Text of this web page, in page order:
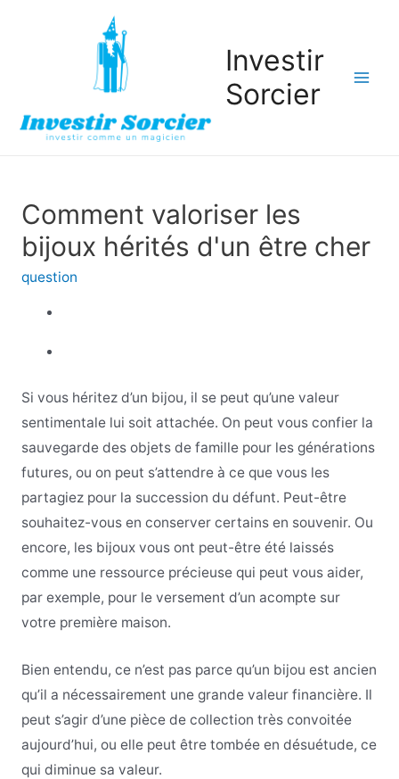
Investir
Sorcier
Comment valoriser les
bijoux hérités d'un être cher
question
Si vous héritez d’un bijou, il se peut qu’une valeur
sentimentale lui soit attachée. On peut vous confier la
sauvegarde des objets de famille pour les générations
futures, ou on peut s’attendre à ce que vous les
partagiez pour la succession du défunt. Peut-être
souhaitez-vous en conserver certains en souvenir. Ou
encore, les bijoux vous ont peut-être été laissés
comme une ressource précieuse qui peut vous aider,
par exemple, pour le versement d’un acompte sur
votre première maison.
Bien entendu, ce n’est pas parce qu’un bijou est ancien
qu’il a nécessairement une grande valeur financière. Il
peut s’agir d’une pièce de collection très convoitée
aujourd’hui, ou elle peut être tombée en désuétude, ce
qui diminue sa valeur.